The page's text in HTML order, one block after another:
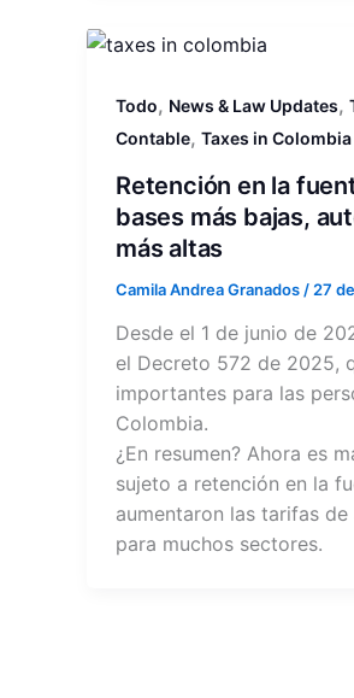
Todo, News & Law Updates,
Contable, Taxes in Colombia
Retención en la
bases más bajas,
más altas
Camila Andrea Granados / 27
Desde el 1 de junio de
el Decreto 572 de 2025,
importantes para las
Colombia.
¿En resumen? Ahora es
sujeto a retención en la
aumentaron las tarifas
para muchos sectores.